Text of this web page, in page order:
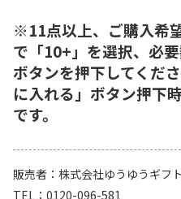
※11点以上、ご購入希
で「10+」を選択、必
ボタンを押下してくだ
に入れる」ボタン押下
です。
販売者
株式会社ゆうゆうギフト
TEL
0120-096-581